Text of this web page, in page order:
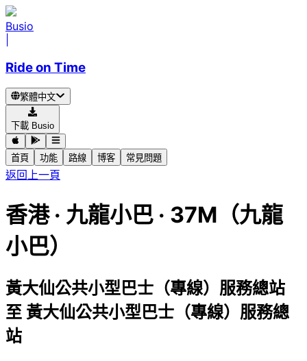
Busio
Ride on Time
繁體中文
下載 Busio
首頁 功能 路線 博客 常見問題
返回上一頁
香港· 九龍小巴 · 37M（九龍
小巴）
黃大仙公共小型巴士（專線）服務總站
至 黃大仙公共小型巴士（專線）服務總
站